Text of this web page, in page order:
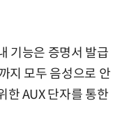
기능은 증명서 발급
지 모두 음성으로 안
한 AUX 단자를 통한